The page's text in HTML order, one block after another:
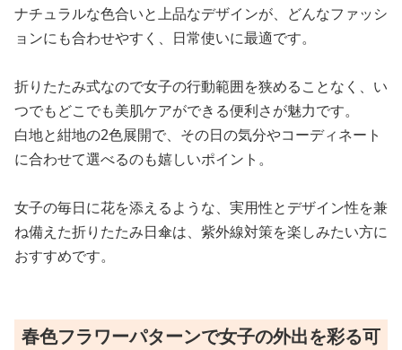
ナチュラルな色合いと上品なデザインが、どんなファッシ
ョンにも合わせやすく、日常使いに最適です。
折りたたみ式なので女子の行動範囲を狭めることなく、い
つでもどこでも美肌ケアができる便利さが魅力です。
白地と紺地の2色展開で、その日の気分やコーディネート
に合わせて選べるのも嬉しいポイント。
女子の毎日に花を添えるような、実用性とデザイン性を兼
ね備えた折りたたみ日傘は、紫外線対策を楽しみたい方に
おすすめです。
春色フラワーパターンで女子の外出を彩る可